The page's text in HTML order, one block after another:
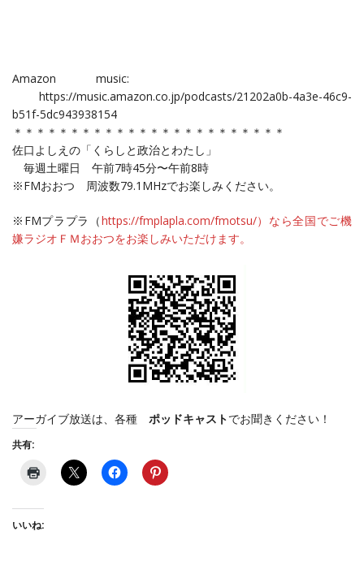
Amazon music:
https://music.amazon.co.jp/podcasts/21202a0b-4a3e-46c9-
b51f-5dc943938154
＊＊＊＊＊＊＊＊＊＊＊＊＊＊＊＊＊＊＊＊＊＊＊＊
佐口よしえの「くらしと政治とわたし」
毎週土曜日 午前7時45分〜午前8時
※FMおおつ 周波数79.1MHzでお楽しみください。
※FMプラプラ（https://fmplapla.com/fmotsu/）なら全国でご機
嫌ラジオＦＭおおつをお楽しみいただけます。
アーガイブ放送は、各種 ポッドキャストでお聞きください！
共有:
いいね: